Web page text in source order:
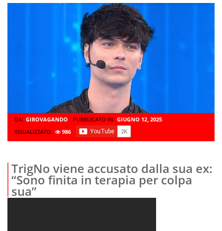
DA: GIROVAGANDO PUBBLICATO IN: GIUGNO 12, 2025
VISUALIZZATO:
986
TrigNo viene accusato dalla sua ex:
“Sono finita in terapia per colpa
sua”